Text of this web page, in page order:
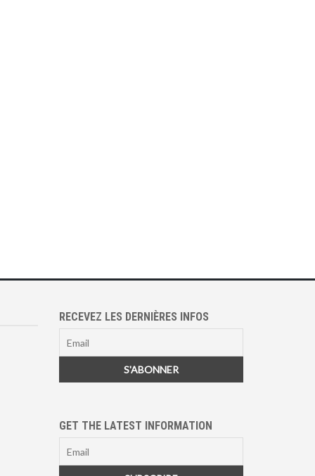
RECEVEZ LES DERNIÈRES INFOS
GET THE LATEST INFORMATION